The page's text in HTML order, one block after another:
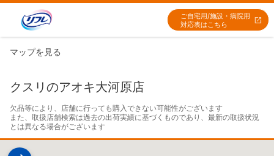
ご自宅用/施設・病院用
対応表はこちら
マップを見る
クスリのアオキ大河原店
欠品等により、店舗に行っても購入できない可能性がございます
また、取扱店舗検索は過去の出荷実績に基づくものであり、最新の取扱状況
とは異なる場合がございます